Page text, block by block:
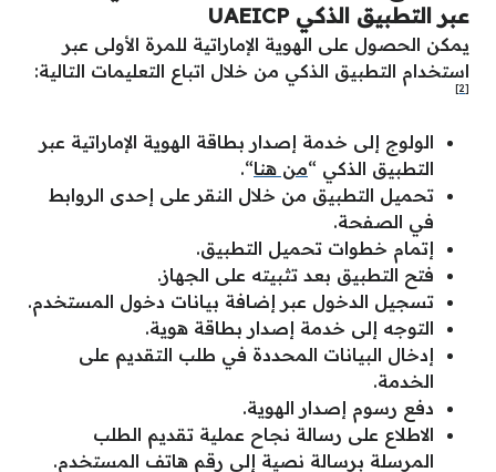
عبر التطبيق الذكي UAEICP
يمكن الحصول على الهوية الإماراتية للمرة الأولى عبر
استخدام التطبيق الذكي من خلال اتباع التعليمات التالية:
[2]
الولوج إلى خدمة إصدار بطاقة الهوية الإماراتية عبر
التطبيق الذكي “من هنا“.
تحميل التطبيق من خلال النقر على إحدى الروابط
في الصفحة.
إتمام خطوات تحميل التطبيق.
فتح التطبيق بعد تثبيته على الجهاز.
تسجيل الدخول عبر إضافة بيانات دخول المستخدم.
التوجه إلى خدمة إصدار بطاقة هوية.
إدخال البيانات المحددة في طلب التقديم على
الخدمة.
دفع رسوم إصدار الهوية.
الاطلاع على رسالة نجاح عملية تقديم الطلب
المرسلة برسالة نصية إلى رقم هاتف المستخدم.